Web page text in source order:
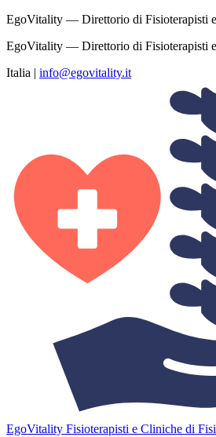
EgoVitality — Direttorio di Fisioterapisti
EgoVitality — Direttorio di Fisioterapisti
Italia | info@egovitality.it
EgoVitality Fisioterapisti e Cliniche di